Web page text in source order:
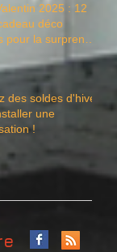
2025 : 12
déco
pour la surprendre
des soldes d'hiver
une
!